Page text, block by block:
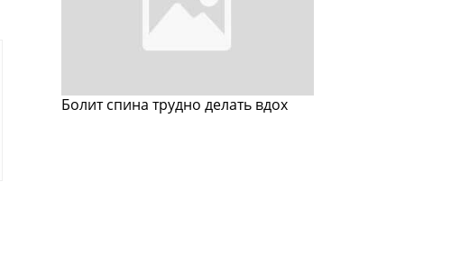
Болит спина трудно делать вдох